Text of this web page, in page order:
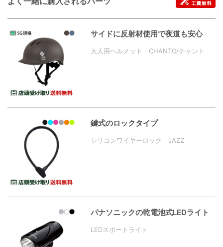
サイドに反射材使用で夜道も安心
大人用ヘルメット CHANTO/チャント
鍵式のロックタイプ
シリコンワイヤーロック JAZZ
パナソニックの乾電池式LEDライト
LEDスポートライト